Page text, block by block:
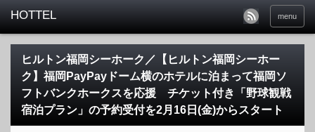
menu
ヒルトン福岡シーホーク／【ヒルトン福岡シーホー
ク】福岡PayPayドーム横のホテルに泊まって福岡ソ
フトバンクホークスを応援 チケット付き「野球観戦
宿泊プラン」の予約受付を2月16日(金)からスタート